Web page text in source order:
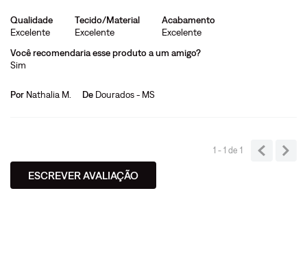
Qualidade
Excelente
Tecido/Material
Excelente
Acabamento
Excelente
Você recomendaria esse produto a um amigo?
Sim
Por Nathalia M. De Dourados - MS
1 - 1de 1
ESCREVER AVALIAÇÃO